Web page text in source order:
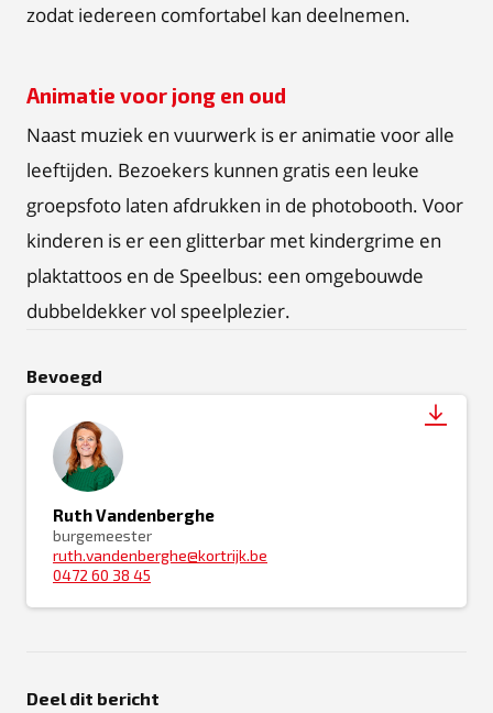
zodat iedereen comfortabel kan deelnemen.
Animatie voor jong en oud
Naast muziek en vuurwerk is er animatie voor alle
leeftijden. Bezoekers kunnen gratis een leuke
groepsfoto laten afdrukken in de photobooth. Voor
kinderen is er een glitterbar met kindergrime en
plaktattoos en de Speelbus: een omgebouwde
dubbeldekker vol speelplezier.
Bevoegd
Ruth Vandenberghe
burgemeester
ruth.vandenberghe@kortrijk.be
0472 60 38 45
Deel dit bericht